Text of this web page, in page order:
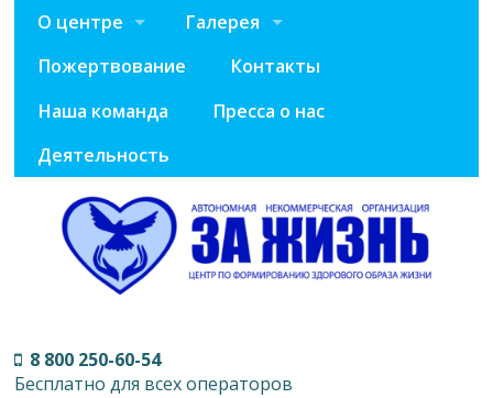
О центре
Галерея
Пожертвование
Контакты
Наша команда
Пресса о нас
Деятельность
8 800 250-60-54
Бесплатно для всех операторов